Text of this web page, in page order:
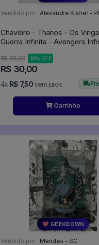
Vendido por: Alexandre Kisner -
Chaveiro - Thanos - Os
Guerra Infinita - Avengers
R$ 33,33 10% OFF
R$ 30,00
4x R$ 7,50 sem juros
Carrinho
💖 GEEKDOWN
Vendido por: Mendes - SC